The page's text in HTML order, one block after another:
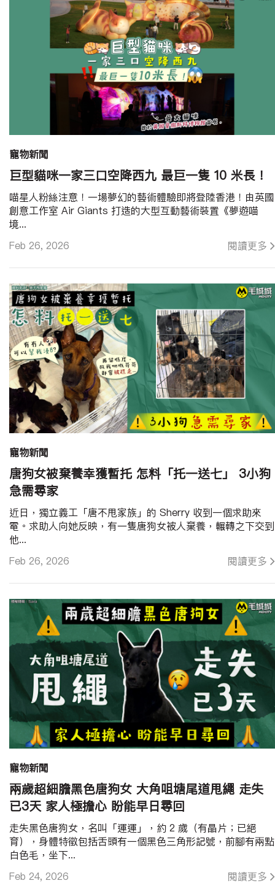
寵物新聞
巨型貓咪一家三口空降西九 最巨一隻 10 米長！
Feb 26, 2026 閱讀更多
喵星人粉絲注意！一場夢幻的藝術體驗即將登陸香港！由英國
創意工作室 Air Giants 打造的大型互動藝術裝置《夢遊喵
境...
寵物新聞
唐狗女被棄養幸獲暫托 怎料「托一送七」 3小狗
急需尋家
Feb 26, 2026 閱讀更多
近日，獨立義工「唐不甩家族」的 Sherry 收到一個求助來
電。求助人向她反映，有一隻唐狗女被人棄養，輾轉之下交到
他...
寵物新聞
兩歲超細膽黑色唐狗女 大角咀塘尾道甩繩 走失
已3天 家人極擔心 盼能早日尋回
Feb 24, 2026 閱讀更多
走失黑色唐狗女，名叫「運運」，約 2 歲（有晶片；已絕
育），身體特徵包括舌頭有一個黑色三角形記號，前腳有兩點
白色毛，坐下...